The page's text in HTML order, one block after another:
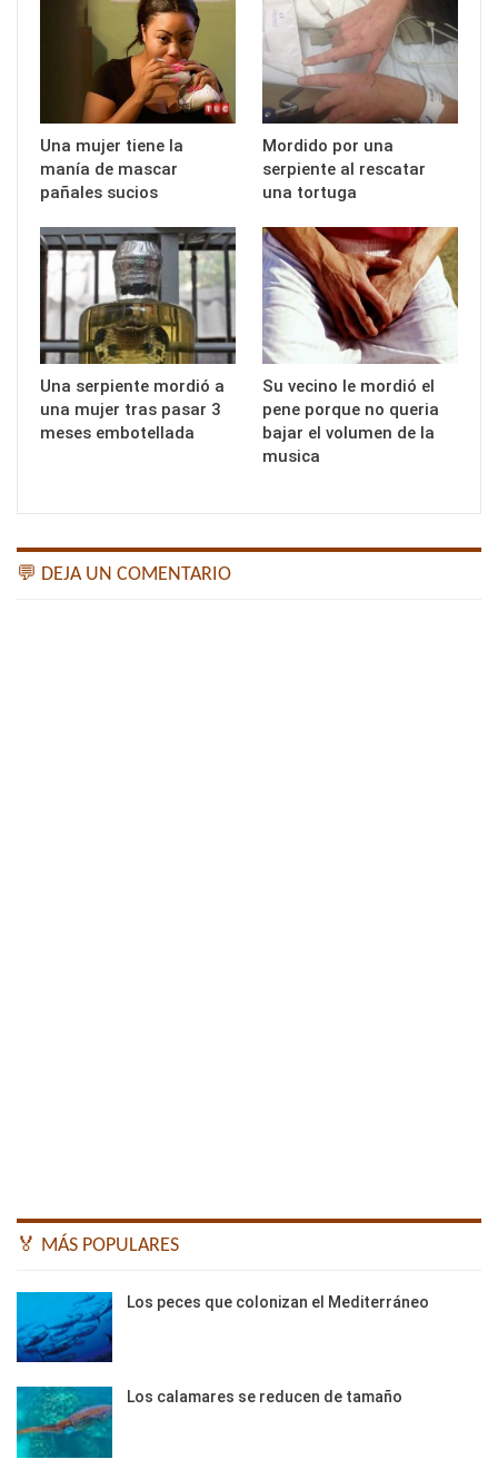
Una mujer tiene la
manía de mascar
pañales sucios
Mordido por una
serpiente al rescatar
una tortuga
Una serpiente mordió a
una mujer tras pasar 3
meses embotellada
Su vecino le mordió el
pene porque no queria
bajar el volumen de la
musica
💬 DEJA UN COMENTARIO
🏅 MÁS POPULARES
Los peces que colonizan el Mediterráneo
Los calamares se reducen de tamaño